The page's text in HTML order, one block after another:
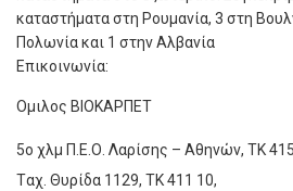
καταστήματα στη Ρουμανία, 3 στη
Πολωνία και 1 στην Αλβανία
Επικοινωνία:
Ομιλος ΒΙΟΚΑΡΠΕΤ
5ο χλμ Π.Ε.Ο. Λαρίσης – Αθηνών, ΤΚ
Tαχ. Θυρίδα 1129, ΤΚ 411 10,